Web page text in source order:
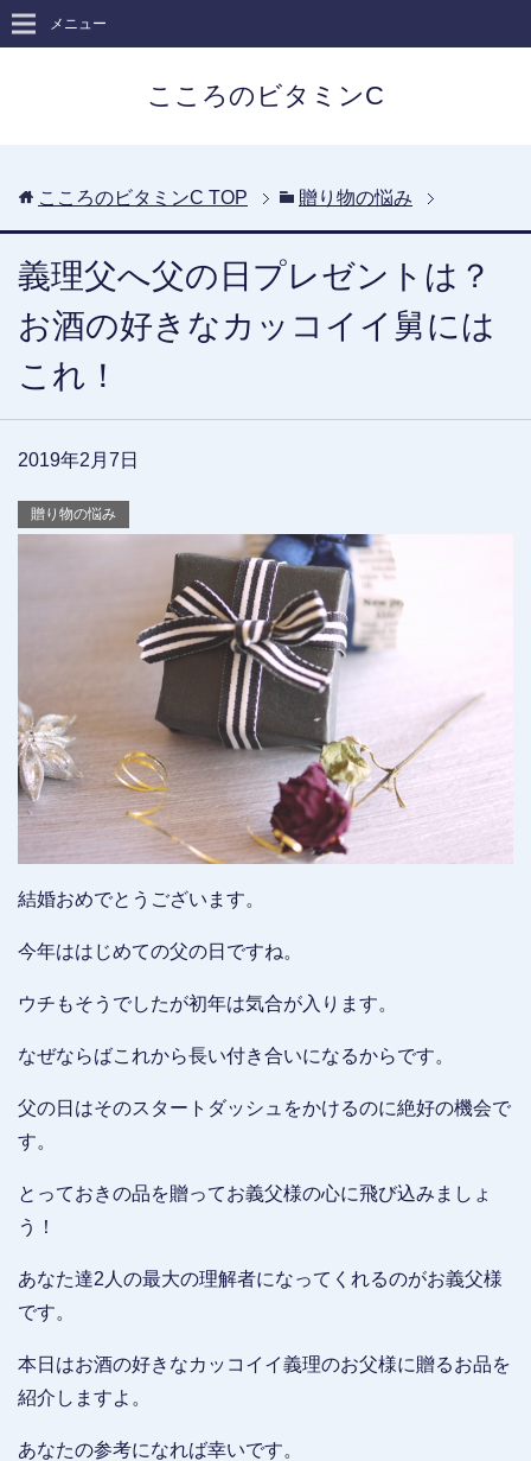
こころのビタミンC
メニュー
こころのビタミンC TOP 贈り物の悩み
義理父へ父の日プレゼントは？
お酒の好きなカッコイイ舅には
これ！
2019年2月7日
贈り物の悩み
結婚おめでとうございます。
今年ははじめての父の日ですね。
ウチもそうでしたが初年は気合が入ります。
なぜならばこれから長い付き合いになるからです。
父の日はそのスタートダッシュをかけるのに絶好の機会で
す。
とっておきの品を贈ってお義父様の心に飛び込みましょ
う！
あなた達2人の最大の理解者になってくれるのがお義父様
です。
本日はお酒の好きなカッコイイ義理のお父様に贈るお品を
紹介しますよ。
あなたの参考になれば幸いです。